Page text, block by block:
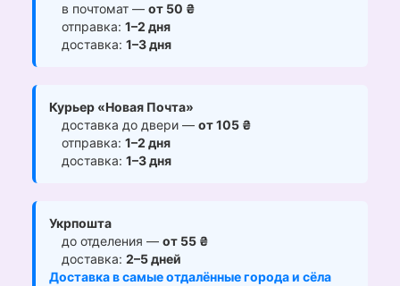
в почтомат — от 50 ₴
отправка: 1–2 дня
доставка: 1–3 дня
Курьер «Новая Почта»
доставка до двери — от 105 ₴
отправка: 1–2 дня
доставка: 1–3 дня
Укрпошта
до отделения — от 55 ₴
доставка: 2–5 дней
Доставка в самые отдалённые города и сёла